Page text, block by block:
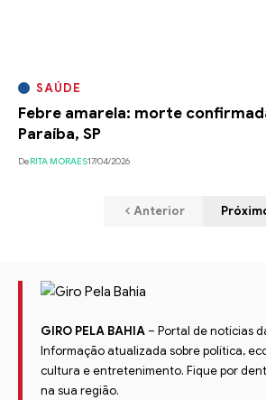
SAÚDE
Febre amarela: morte
Paraíba, SP
DeRITA MORAES17/04/2026
Anterior
GIRO PELA BAHIA– Portal de notícias
Informação atualizada sobre política,
cultura e entretenimento. Fique por
na sua região.